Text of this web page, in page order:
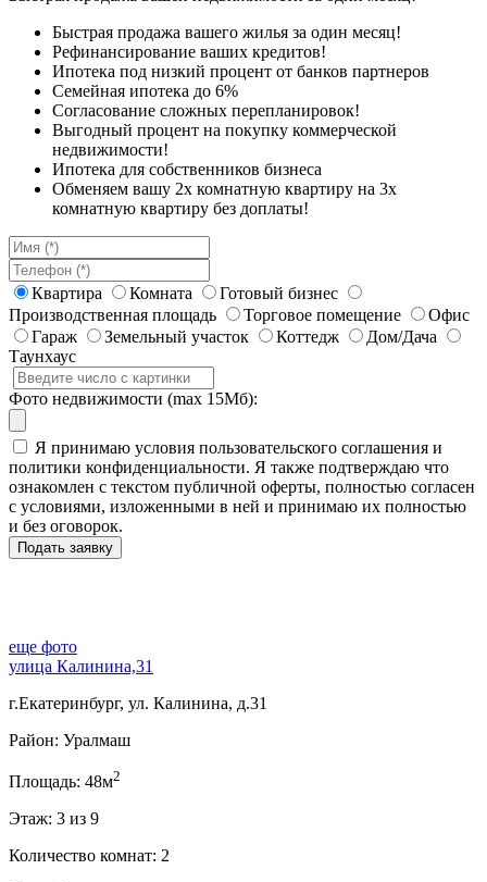
Быстрая продажа вашего жилья за один месяц!
Рефинансирование ваших кредитов!
Ипотека под низкий процент от банков партнеров
Семейная ипотека до 6%
Согласование сложных перепланировок!
Выгодный процент на покупку коммерческой
недвижимости!
Ипотека для собственников бизнеса
Обменяем вашу 2х комнатную квартиру на 3х
комнатную квартиру без доплаты!
Квартира Комната
Готовый бизнес
Производственная площадь
Торговое помещение
Офис
Гараж
Земельный участок Коттедж
Дом/Дача
Таунхаус
Фото недвижимости (max 15Мб):
Я принимаю условия пользовательского соглашения и
политики конфиденциальности. Я также подтверждаю что
ознакомлен с текстом публичной оферты, полностью согласен
с условиями, изложенными в ней и принимаю их полностью
и без оговорок.
еще фото
улица Калинина,31
г.Екатеринбург, ул. Калинина, д.31
Район: Уралмаш
Площадь: 48м2
Этаж: 3 из 9
Количество комнат: 2